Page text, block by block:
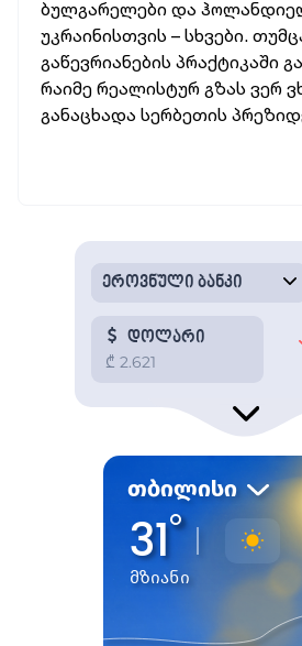
ბულგარელები და
უკრაინისთვის – სხვები.
გაწევრიანების პრაქტიკაში
რაიმე რეალისტურ გზას ვერ
განაცხადა სერბეთის